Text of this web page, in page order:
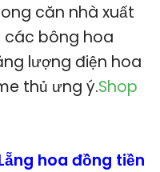
căn nhà xuất
các bông hoa
lượng điện hoa
thủ ưng ý.Shop
hoa đồng tiền